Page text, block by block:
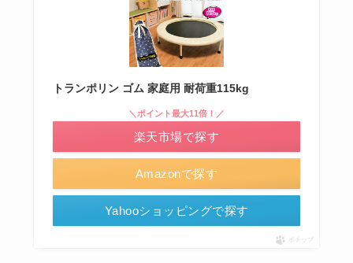
トランポリン ゴム 家庭用 耐荷重115kg
Amazonで探す
＼ポイント最大11倍！／
楽天市場で探す
Yahooショッピングで探す
ポチップ